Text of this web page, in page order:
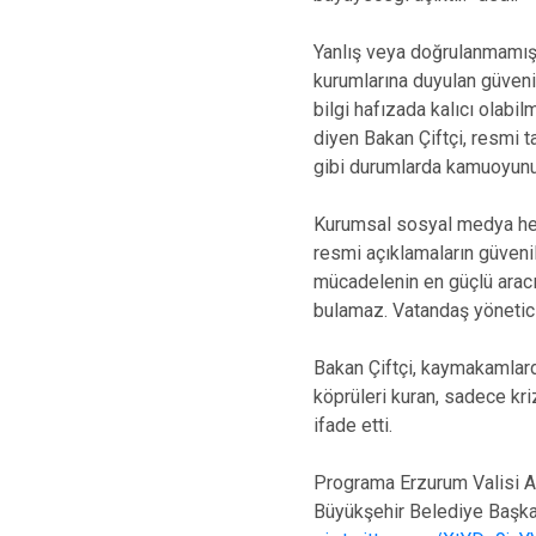
Yanlış veya
kurumlarına duyulan
bilgi hafızada kalıcı
diyen Bakan Çiftçi, resmi
gibi durumlarda
Kurumsal sosyal medya
resmi açıklamaların
mücadelenin en güçlü
bulamaz. Vatandaş
Bakan Çiftçi,
köprüleri kuran, sadece
ifade etti.
Programa Erzurum Valisi
Büyükşehir Belediye